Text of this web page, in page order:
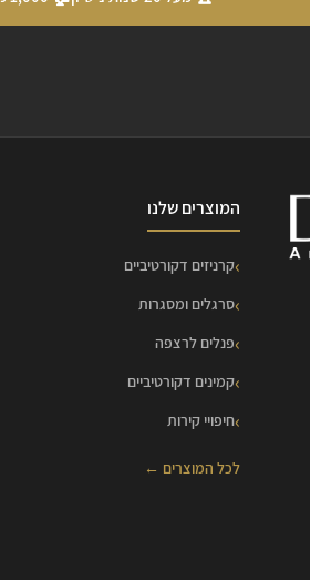
המוצרים שלנו
קרניזים דקורטיביים
סרגלים ומסגרות
פנלים לרצפה
קמינים דקורטיביים
חיפויי קירות
לכל המוצרים ←